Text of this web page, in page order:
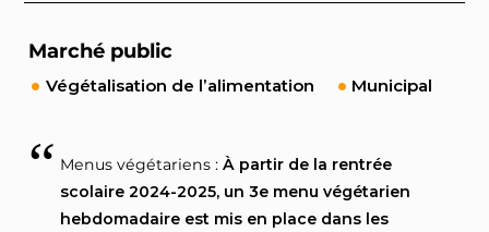
Marché public
Végétalisation de l’alimentation Municipal
Menus végétariens :À partir de la rentrée
scolaire 2024-2025, un 3e menu végétarien
hebdomadaire est mis en place dans les